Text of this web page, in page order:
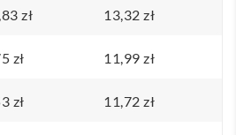
zł 13,32 zł
zł 11,99 zł
zł 11,72 zł